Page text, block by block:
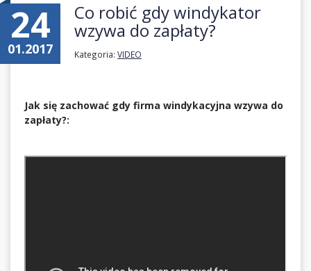
24
01.2017
Co robić gdy windykator
wzywa do zapłaty?
Kategoria: VIDEO
Jak się zachować gdy firma windykacyjna wzywa do
zapłaty?: